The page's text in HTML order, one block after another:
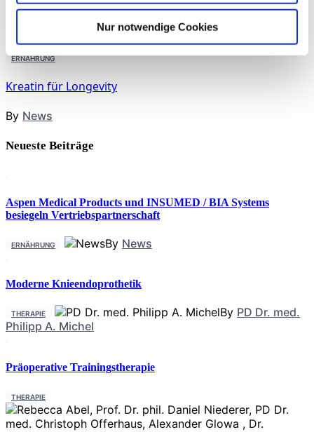
Nur notwendige Cookies
By Rebecca Abel,Prof. Dr. phil. Daniel Niederer,PD Dr.
med. Christoph Offerhaus,Alexander Glowa
Sportwiss. Christiane Wilke
ERNÄHRUNG
Kreatin für Longevity
By News
Neueste Beiträge
Aspen Medical Products und INSUMED / BIA Systems
besiegeln Vertriebspartnerschaft
ERNÄHRUNG By News
Moderne Knieendoprothetik
THERAPIE By PD Dr. med.
Philipp A. Michel
Präoperative Trainingstherapie
THERAPIE